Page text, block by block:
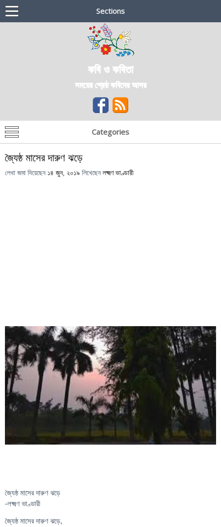
Sections
কবি ও কবিতা
সময়ের শ্রেষ্ঠ কবিদের আসর
Categories
জ্যৈষ্ঠ মাসের দারুণ ঝড়ে
লেখা জমা দিয়েছেন ১৪ জুন, ২০১৯ লিখেছেন লক্ষ্মণ ভাণ্ডারী
জ্যৈষ্ঠ মাসের দারুণ ঝড়ে
-লক্ষ্মণ ভাণ্ডারী
জ্যৈষ্ঠ মাসের দারুণ ঝড়ে,